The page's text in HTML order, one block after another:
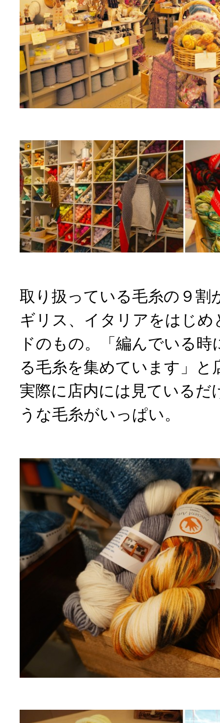
取り扱っている毛糸の９割
ギリス、イタリアをはじ
ドのもの。「編んでいる時
る毛糸を集めています」と
実際に店内には見ているだ
うな毛糸がいっぱい。